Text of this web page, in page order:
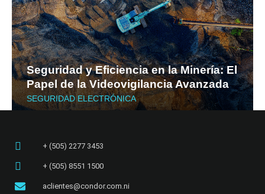
Seguridad y Eficiencia en la Minería: El
Papel de la Videovigilancia Avanzada
SEGURIDAD ELECTRÓNICA
+ (505) 2277 3453​
+ (505) 8551 1500
aclientes@condor.com.ni